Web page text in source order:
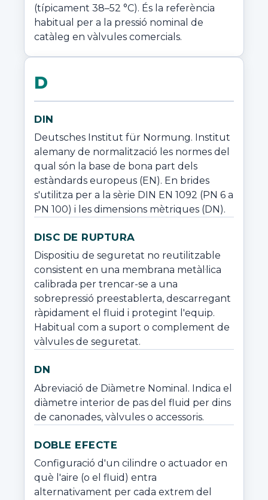
(típicament 38–52 °C). És la referència
habitual per a la pressió nominal de
catàleg en vàlvules comercials.
D
DIN
Deutsches Institut für Normung. Institut
alemany de normalització les normes del
qual són la base de bona part dels
estàndards europeus (EN). En brides
s'utilitza per a la sèrie DIN EN 1092 (PN 6 a
PN 100) i les dimensions mètriques (DN).
DISC DE RUPTURA
Dispositiu de seguretat no reutilitzable
consistent en una membrana metàl·lica
calibrada per trencar-se a una
sobrepressió preestablerta, descarregant
ràpidament el fluid i protegint l'equip.
Habitual com a suport o complement de
vàlvules de seguretat.
DN
Abreviació de Diàmetre Nominal. Indica el
diàmetre interior de pas del fluid per dins
de canonades, vàlvules o accessoris.
DOBLE EFECTE
Configuració d'un cilindre o actuador en
què l'aire (o el fluid) entra
alternativament per cada extrem del